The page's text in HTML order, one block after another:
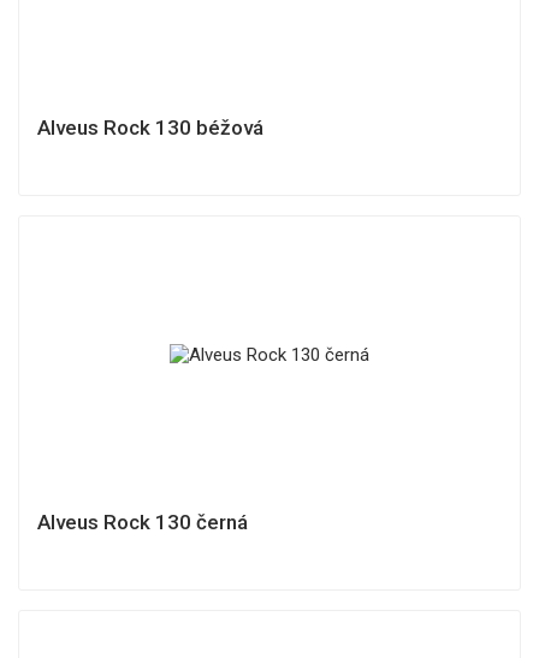
Alveus Rock 130 béžová
Alveus Rock 130 černá